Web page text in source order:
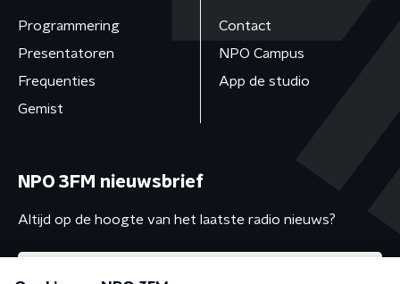
Programmering
Presentatoren
Frequenties
Gemist
Contact
NPO Campus
App de studio
NPO 3FM nieuwsbrief
Altijd op de hoogte van het laatste radio nieuws?